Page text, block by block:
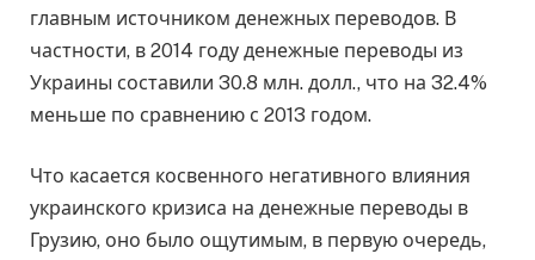
главным источником денежных переводов. В
частности, в 2014 году денежные переводы из
Украины составили 30.8 млн. долл., что на 32.4%
меньше по сравнению с 2013 годом.
Что касается косвенного негативного влияния
украинского кризиса на денежные переводы в
Грузию, оно было ощутимым, в первую очередь,